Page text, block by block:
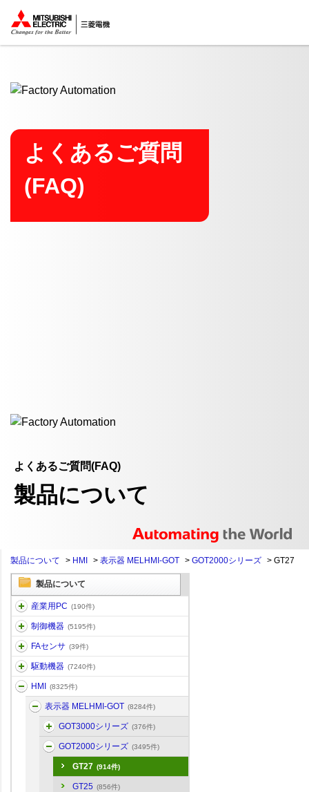
ここから本文
よくあるご質問
(FAQ)
よくあるご質問(FAQ)
製品について
製品について > HMI > 表示器 MELHMI-GOT > GOT2000シリーズ > GT27
製品について
産業用PC (190件)
制御機器 (5195件)
FAセンサ (39件)
駆動機器 (7240件)
HMI (8325件)
表示器 MELHMI-GOT (8284件)
GOT3000シリーズ (376件)
GOT2000シリーズ (3495件)
GT27 (914件)
GT25 (856件)